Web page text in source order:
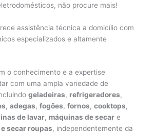
não procure mais!
assistência técnica a domicílio com
especializados e altamente
o conhecimento e a expertise
com uma ampla variedade de
geladeiras, refrigeradores,
,adegas,fogões,fornos,cooktops,
de lavar, máquinas de secar e
secar roupas, independentemente da